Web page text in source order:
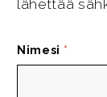
lähettää
Nimesi *